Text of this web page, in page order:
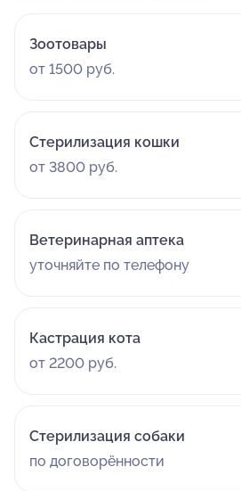
Зоотовары
от 1500 руб.
Стерилизация кошки
от 3800 руб.
Ветеринарная аптека
уточняйте по телефону
Кастрация кота
от 2200 руб.
Стерилизация собаки
по договорённости